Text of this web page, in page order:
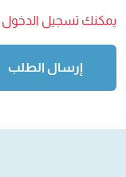
يمكنك تسجيل الدخول
إرسال الطلب